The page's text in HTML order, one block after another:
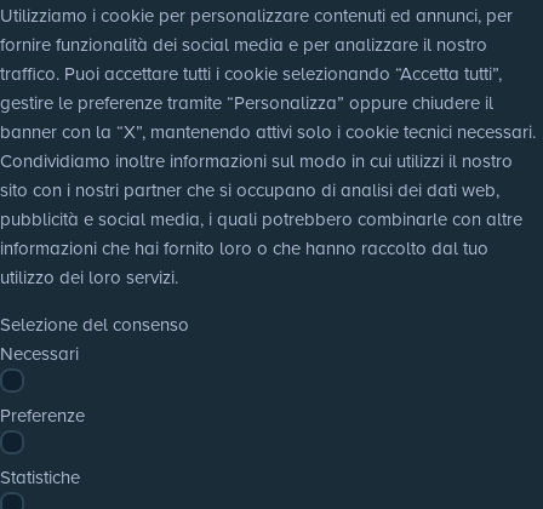
Utilizziamo i cookie per personalizzare contenuti ed annunci, per
fornire funzionalità dei social media e per analizzare il nostro
traffico. Puoi accettare tutti i cookie selezionando “Accetta tutti”,
gestire le preferenze tramite “Personalizza” oppure chiudere il
banner con la “X”, mantenendo attivi solo i cookie tecnici necessari.
Condividiamo inoltre informazioni sul modo in cui utilizzi il nostro
sito con i nostri partner che si occupano di analisi dei dati web,
pubblicità e social media, i quali potrebbero combinarle con altre
informazioni che hai fornito loro o che hanno raccolto dal tuo
utilizzo dei loro servizi.
Selezione del consenso
Necessari
Preferenze
Statistiche